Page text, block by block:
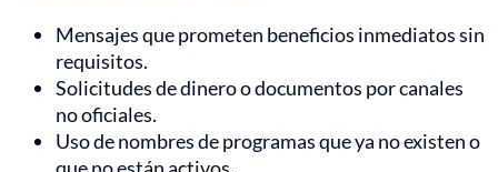
Mensajes que prometen beneficios inmediatos sin
requisitos.
Solicitudes de dinero o documentos por canales
no oficiales.
Uso de nombres de programas que ya no existen o